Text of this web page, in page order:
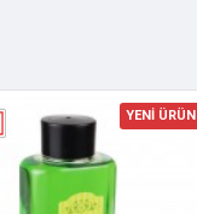
YENİ ÜRÜN